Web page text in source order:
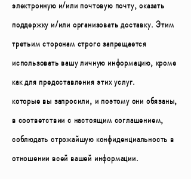
электронную и/или почтовую почту, оказать
поддержку и/или организовать доставку. Этим
третьим сторонам строго запрещается
использовать вашу личную информацию, кроме
как для предоставления этих услуг.
которые вы запросили, и поэтому они обязаны,
в соответствии с настоящим соглашением,
соблюдать строжайшую конфиденциальность в
отношении всей вашей информации.